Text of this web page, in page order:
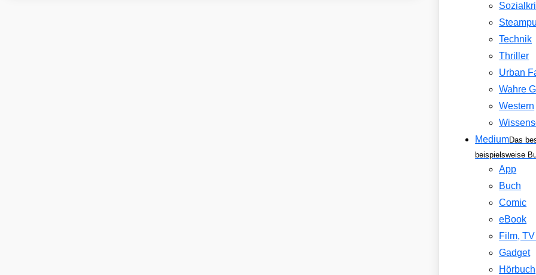
Technik
Thriller
Urban
Wahre
Western
MediumDas
beispielsweise
App
Buch
Comic
eBook
Film,
Gadget
Hörbuch